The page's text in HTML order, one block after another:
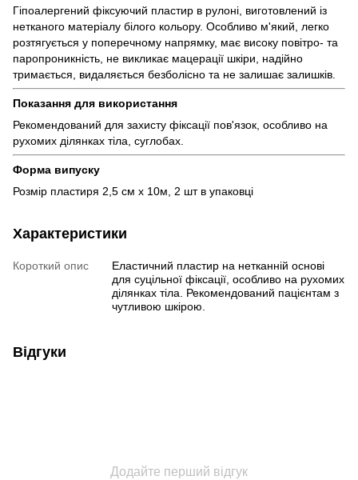
Гіпоалергений фіксуючий пластир в рулоні, виготовлений із
нетканого матеріалу білого кольору. Особливо м'який, легко
розтягується у поперечному напрямку, має високу повітро- та
паропроникність, не викликає мацерації шкіри, надійно
тримається, видаляється безболісно та не залишає залишків.
Показання для використання
Рекомендований для захисту фіксації пов'язок, особливо на
рухомих ділянках тіла, суглобах.
Форма випуску
Розмір пластиря 2,5 см х 10м, 2 шт в упаковці
Характеристики
Короткий опис
Еластичний пластир на нетканній основі
для суцільної фіксації, особливо на рухомих
ділянках тіла. Рекомендований пацієнтам з
чутливою шкірою.
Відгуки
Додайте перший відгук